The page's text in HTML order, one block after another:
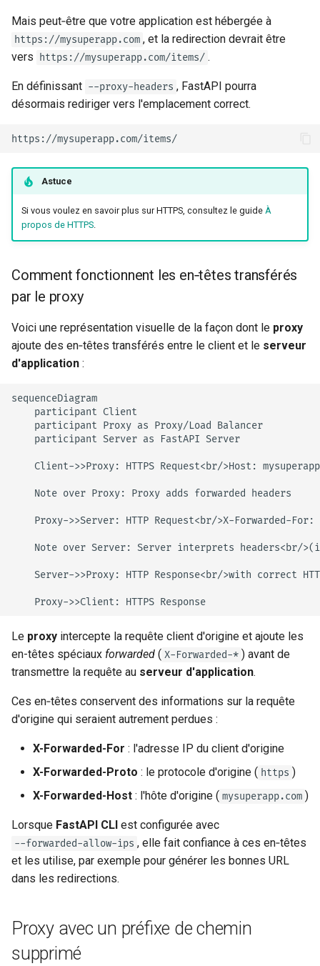
Métadonnées et URL des
documents
Fichiers statiques
Tester
Débogage
Mais peut‑être que votre application est hébergée à
https://mysuperapp.com , et la redirection devrait être
vers https://mysuperapp.com/items/ .
En définissant --proxy-headers , FastAPI pourra
désormais rediriger vers l'emplacement correct. 😎
Astuce
Si vous voulez en savoir plus sur HTTPS, consultez le guide À
propos de HTTPS.
Comment fonctionnent les en‑têtes transférés
par le proxy
Voici une représentation visuelle de la façon dont le proxy
ajoute des en‑têtes transférés entre le client et le serveur
d'application :
sequenceDiagram
    participant Client
    participant Proxy as Proxy/Load Balancer
    participant Server as FastAPI Server
Client->>Proxy: HTTPS Request<br/>Host:
    Note over Proxy: Proxy adds forwarded headers
Proxy->>Server: HTTP Request<br/>X-Forwarded-
Note over Server: Server interprets headers<br/
Server->>Proxy: HTTP Response<br/>with correct
    Proxy->>Client: HTTPS Response
Le proxy intercepte la requête client d'origine et ajoute les
en-têtes spéciaux forwarded ( X-Forwarded-* ) avant de
transmettre la requête au serveur d'application.
Ces en‑têtes conservent des informations sur la requête
d'origine qui seraient autrement perdues :
X-Forwarded-For : l'adresse IP du client d'origine
X-Forwarded-Proto : le protocole d'origine ( https )
X-Forwarded-Host : l'hôte d'origine ( mysuperapp.com )
Lorsque FastAPI CLI est configurée avec
--forwarded-allow-ips , elle fait confiance à ces en‑têtes
et les utilise, par exemple pour générer les bonnes URL
dans les redirections.
Proxy avec un préfixe de chemin
supprimé